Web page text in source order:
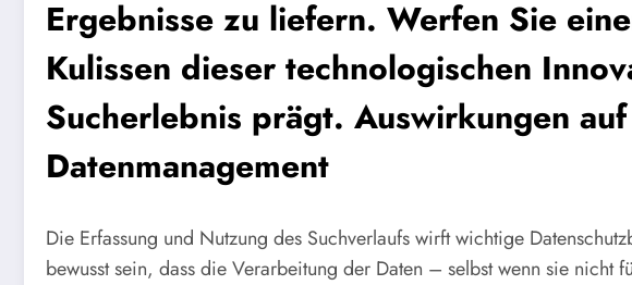
Ergebnisse zu liefern. Werfen Sie
Kulissen dieser technologischen
Sucherlebnis prägt. Auswirkungen
Datenmanagement
Die Erfassung und Nutzung des Suchverlaufs wirft wichtige
bewusst sein, dass die Verarbeitung der Daten – selbst wenn sie nicht